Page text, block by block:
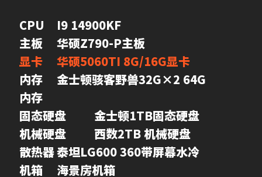
CPU	I9 14900KF
显卡	华硕5060TI 8G/16G显卡
内存	金士顿骇客野兽32G×2 64G
内存
固态硬盘	金士顿1TB固态硬盘
机械硬盘	西数2TB 机械硬盘
散热器	泰坦LG600 360带屏幕水冷
机箱	海景房机箱